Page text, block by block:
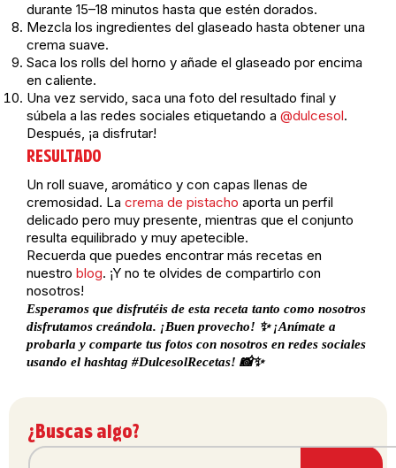
durante 15–18 minutos hasta que estén dorados.
Mezcla los ingredientes del glaseado hasta obtener una
crema suave.
Saca los rolls del horno y añade el glaseado por encima
en caliente.
Una vez servido, saca una foto del resultado final y
súbela a las redes sociales etiquetando a @dulcesol.
Después, ¡a disfrutar!
RESULTADO
Un roll suave, aromático y con capas llenas de
cremosidad. La crema de pistacho aporta un perfil
delicado pero muy presente, mientras que el conjunto
resulta equilibrado y muy apetecible.
Recuerda que puedes encontrar más recetas en
nuestro blog. ¡Y no te olvides de compartirlo con
nosotros!
Esperamos que disfrutéis de esta receta tanto como nosotros
disfrutamos creándola. ¡Buen provecho! ✨ ¡Anímate a
probarla y comparte tus fotos con nosotros en redes sociales
usando el hashtag #DulcesolRecetas! 📸✨
¿Buscas algo?